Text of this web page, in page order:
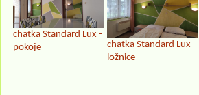
chatka Standard Lux -
pokoje
chatka Standard Lux -
ložnice